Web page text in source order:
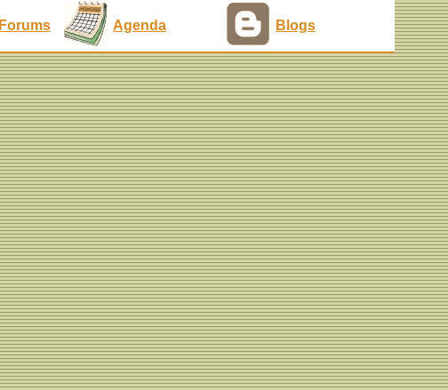
Forums Agenda Blogs